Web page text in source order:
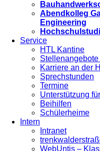
Abendkolleg
Engineering
Service
HTL Kantine
Karriere an der
Sprechstunden
Termine
Unterstützung
Beihilfen
Schülerheime
Intern
Intranet
WebUntis –